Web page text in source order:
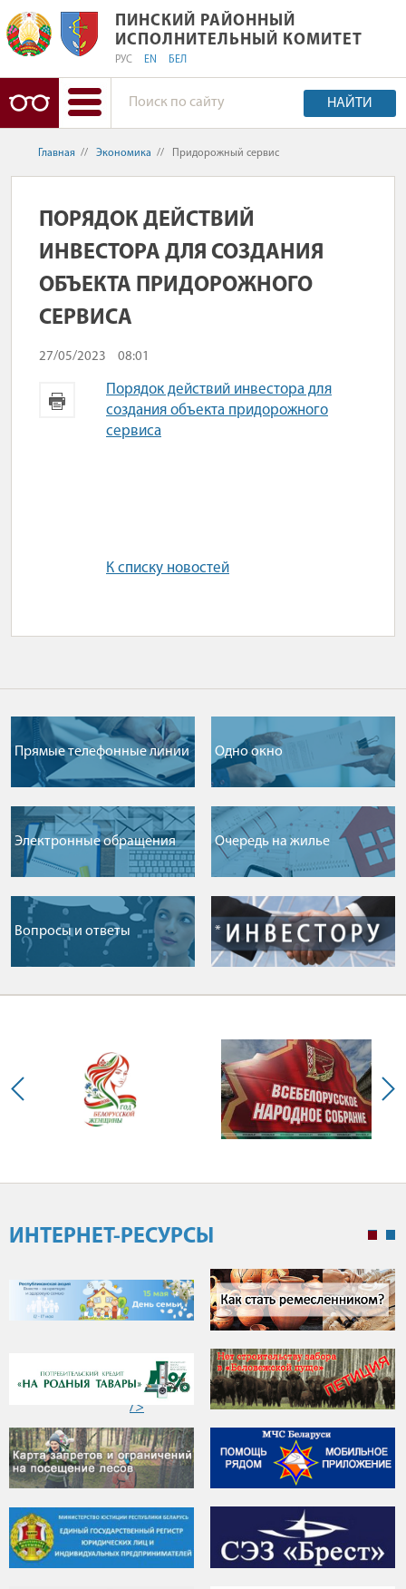
ПИНСКИЙ РАЙОННЫЙ
ПИНСКИЙ РАЙОННЫЙ
ИСПОЛНИТЕЛЬНЫЙ КОМИТЕТ
РУС EN БЕЛ
НАЙТИ
Главная // Экономика // Придорожный сервис
ПОРЯДОК ДЕЙСТВИЙ
ИНВЕСТОРА ДЛЯ СОЗДАНИЯ
ОБЪЕКТА ПРИДОРОЖНОГО
СЕРВИСА
27/05/2023 08:01
Порядок действий инвестора для
создания объекта придорожного
сервиса
К списку новостей
Прямые телефонные линии Одно окно
Электронные обращения Очередь на жилье
Вопросы и ответы *
ИНТЕРНЕТ-РЕСУРСЫ
"
/>